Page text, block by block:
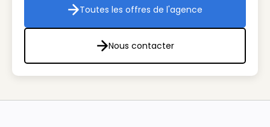
Toutes les offres de l'agence
Toutes les offres de l'agence
Nous contacter
Nous contacter